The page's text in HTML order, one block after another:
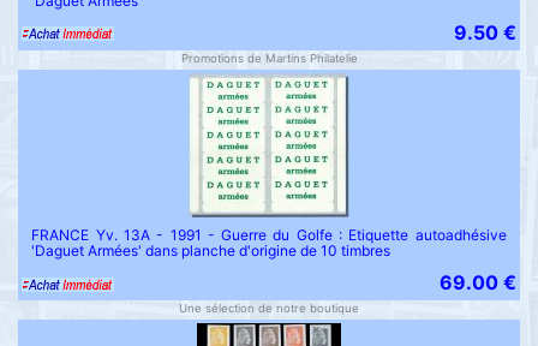
9.50 €
Promotions de Martins Philatelie
FRANCE Yv. 13A - 1991 - Guerre du Golfe : Etiquette autoadhésive
'Daguet Armées' dans planche d'origine de 10 timbres
69.00 €
Une sélection de notre boutique